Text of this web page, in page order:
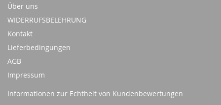
Über uns
WIDERRUFSBELEHRUNG
Kontakt
Lieferbedingungen
AGB
Impressum
Informationen zur Echtheit von Kundenbewertungen